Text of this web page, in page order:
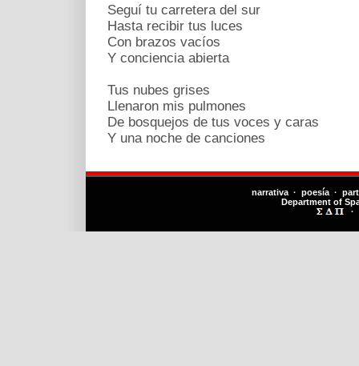
Seguí tu carretera del sur
Hasta recibir tus luces
Con brazos vacíos
Y conciencia abierta
Tus nubes grises
Llenaron mis pulmones
De bosquejos de tus voces y caras
Y una noche de canciones
narrativa · poesía ·
Department of
·